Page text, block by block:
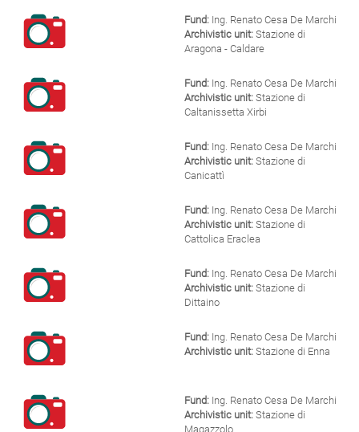
Fund: Ing. Renato Cesa De Marchi
Archivistic unit: Stazione di
Aragona - Caldare
Fund: Ing. Renato Cesa De Marchi
Archivistic unit: Stazione di
Caltanissetta Xirbi
Fund: Ing. Renato Cesa De Marchi
Archivistic unit: Stazione di
Canicattì
Fund: Ing. Renato Cesa De Marchi
Archivistic unit: Stazione di
Cattolica Eraclea
Fund: Ing. Renato Cesa De Marchi
Archivistic unit: Stazione di
Dittaino
Fund: Ing. Renato Cesa De Marchi
Archivistic unit: Stazione di Enna
Fund: Ing. Renato Cesa De Marchi
Archivistic unit: Stazione di
Magazzolo